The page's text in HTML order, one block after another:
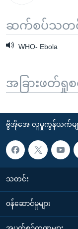
ဆက်စပ်သတင်း
WHO- Ebola
အခြားဖတ်ရှုစ
ဗွီအိုအေ လူမှုကွန်ယက်မျ
သတင်း
၀န်ဆောင်မှုများ